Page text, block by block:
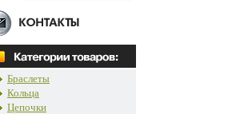
Браслеты
Кольца
Цепочки